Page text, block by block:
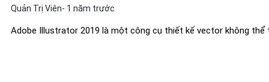
Quản Trị Viên- 1 năm trước
Adobe Illustrator 2019 là một công cụ thiết kế vector không thể